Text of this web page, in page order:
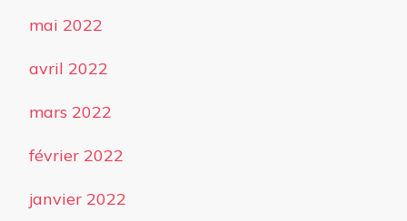
mai 2022
avril 2022
mars 2022
février 2022
janvier 2022